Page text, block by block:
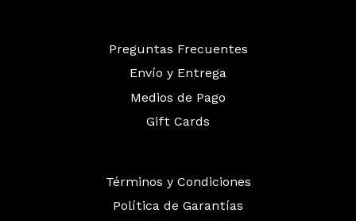
Preguntas Frecuentes
Envío y Entrega
Medios de Pago
Gift Cards
Términos y Condiciones
Política de Garantías